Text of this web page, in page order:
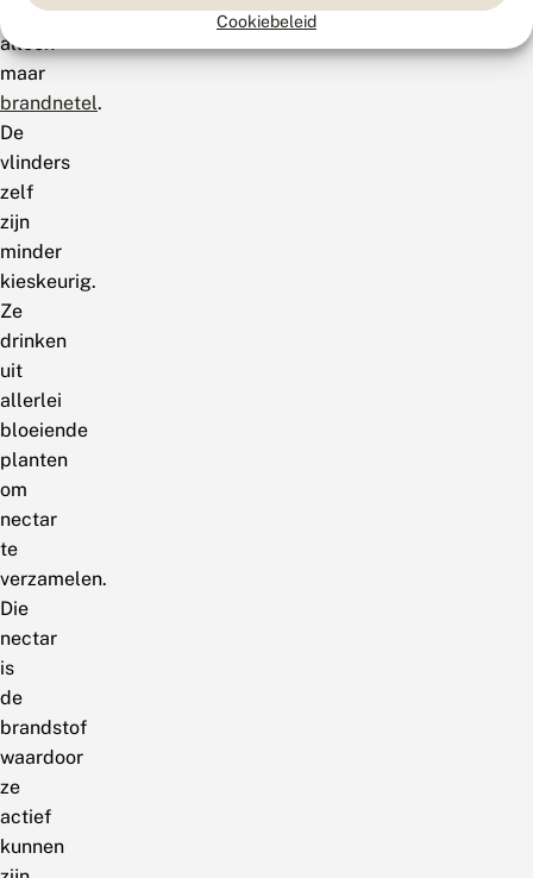
Cookiebeleid
eten
alleen
maar
brandnetel.
De
vlinders
zelf
zijn
minder
kieskeurig.
Ze
drinken
uit
allerlei
bloeiende
planten
om
nectar
te
verzamelen.
Die
nectar
is
de
brandstof
waardoor
ze
actief
kunnen